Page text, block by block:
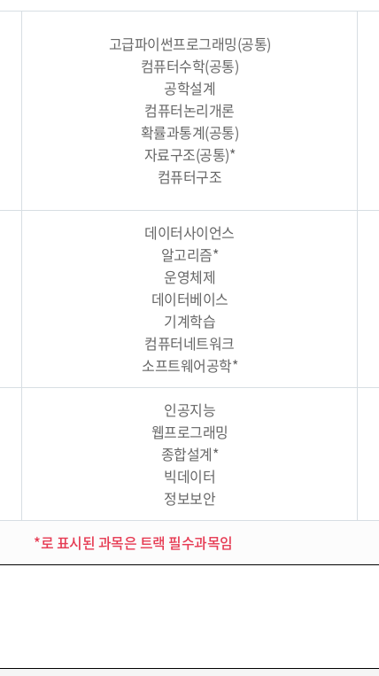
고급파이썬프로그래밍(공통)
컴퓨터수학(공통)
공학설계
컴퓨터논리개론
확률과통계(공통)
자료구조(공통)*
컴퓨터구조
데이터사이언스
알고리즘*
운영체제
데이터베이스
기계학습
컴퓨터네트워크
소프트웨어공학*
인공지능
웹프로그래밍
종합설계*
빅데이터
정보보안
*로 표시된 과목은 트랙 필수과목임